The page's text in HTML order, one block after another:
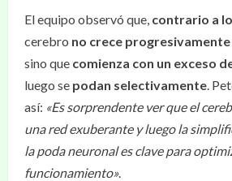
El equipo observó que, contrario a
cerebro no crece
sino que comienza con un exceso
luego se podan selectivamente.
así: «Es sorprendente ver que el
una red exuberante y luego la
la poda neuronal es clave para
funcionamiento».